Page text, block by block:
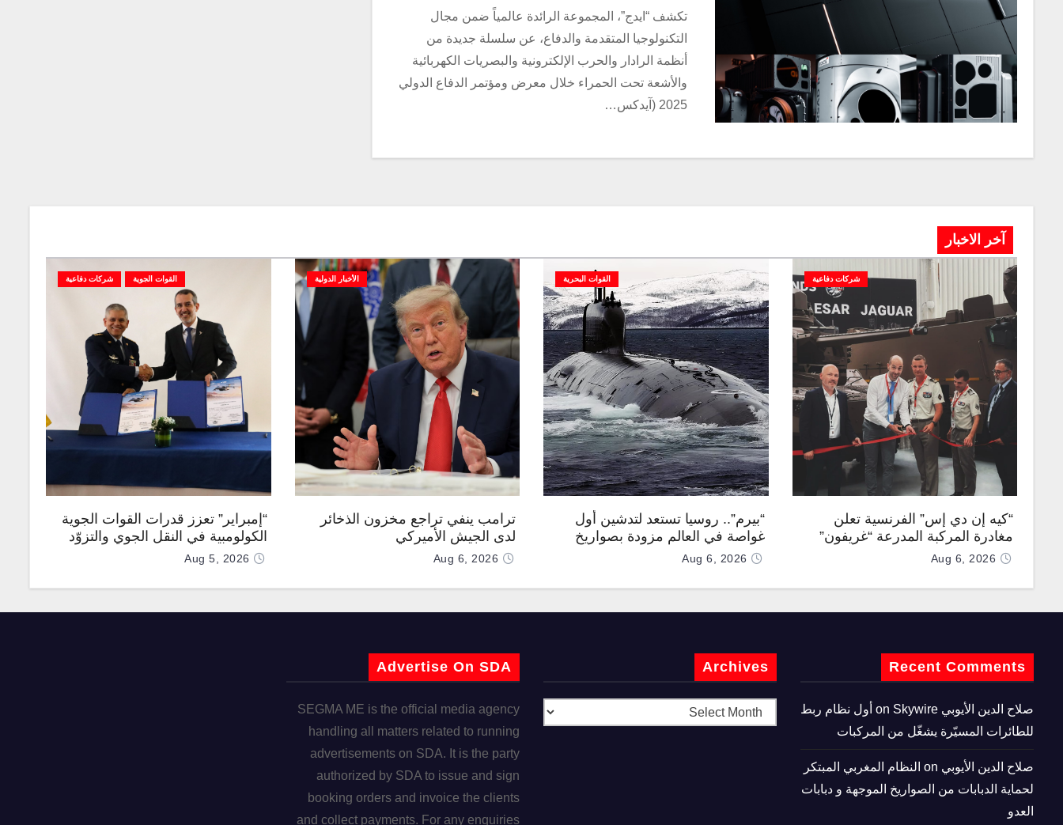
تكشف “ايدج”، المجموعة الرائدة عالمياً ضمن مجال
التكنولوجيا المتقدمة والدفاع، عن سلسلة جديدة من
أنظمة الرادار والحرب الإلكترونية والبصريات الكهربائية
والأشعة تحت الحمراء خلال معرض ومؤتمر الدفاع الدولي
2025 (آيدكس…
آخر الاخبار
شركات دفاعية
“كيه إن دي إس” الفرنسية تعلن
مغادرة المركبة المدرعة “غريفون”
رقم 1000 لخط الإنتاجAug 6, 2026
القوات البحرية
“بيرم”.. روسيا تستعد لتدشين أول
غواصة في العالم مزودة بصواريخ
كروز فرط صوتية
Aug 6, 2026
الأخبار الدولية
ترامب ينفي تراجع مخزون الذخائر
لدى الجيش الأميركي
Aug 6, 2026
القوات الجوية شركات دفاعية
“إمبراير” تعزز قدرات القوات الجوية
الكولومبية في النقل الجوي والتزوّد
بالوقود جوًا من خلال تزويدها بطائرتي
Aug 5, 2026
Recent Comments
صلاح الدين الأيوبي
Skywire أول نظام ربط
للطائرات المسيّرة يشغّل من المركبات
صلاح الدين الأيوبي
النظام المغربي المبتكر
لحماية الدبابات من الصواريخ الموجهة و دبابات
العدو
Archives
Advertise On SDA
SEGMA ME is the official media agency
handling all matters related to running
advertisements on SDA. It is the party
authorized by SDA to issue and sign
booking orders and invoice the clients
and collect payments. For any enquiries